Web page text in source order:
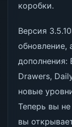
коробки.
Версия
обновление,
дополнения:
Drawers,
новые
Теперь вы
вы